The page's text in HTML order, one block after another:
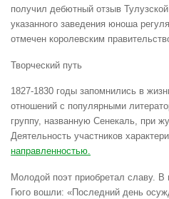
получил дебютный отзыв
указанного заведения юноша
отмечен королевским
Творческий путь
1827-1830 годы запомнились в
отношений с популярными
группу, названную Сенекаль, при
Деятельность участников
направленностью.
Молодой поэт приобретал славу. В
Гюго вошли: «Последний день